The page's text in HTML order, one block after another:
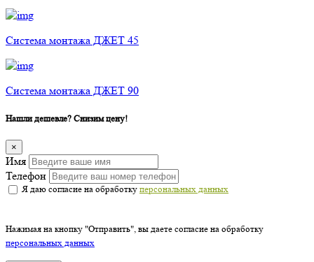
Cистема монтажа ДЖЕТ 45
Cистема монтажа ДЖЕТ 90
Нашли дешевле? Снизим цену!
×
Имя
Телефон
Я даю согласие на обработку персональных данных
Нажимая на кнопку "Отправить", вы даете согласие на обработку
персональных данных